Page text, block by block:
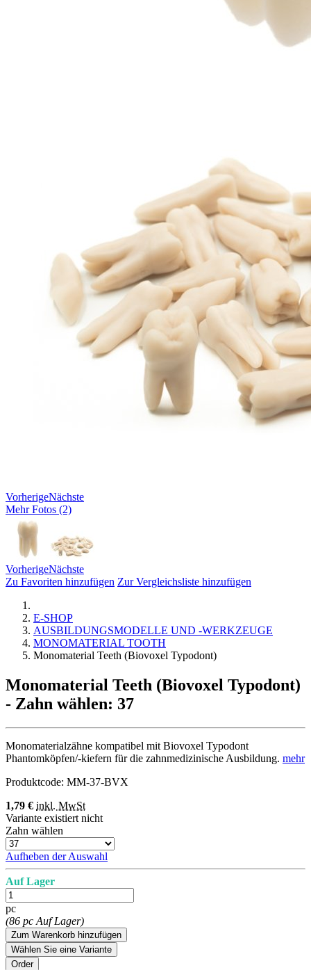
VorherigeNächste
Mehr Fotos (2)
VorherigeNächste
Zu Favoriten hinzufügen Zur Vergleichsliste hinzufügen
E-SHOP
AUSBILDUNGSMODELLE UND -WERKZEUGE
MONOMATERIAL TOOTH
Monomaterial Teeth (Biovoxel Typodont)
Monomaterial Teeth (Biovoxel Typodont)
- Zahn wählen: 37
Monomaterialzähne kompatibel mit Biovoxel Typodont
Phantomköpfen/-kiefern für die zahnmedizinische Ausbildung. mehr
Produktcode: MM-37-BVX
1,79 € inkl. MwSt
Variante existiert nicht
Zahn wählen
Aufheben der Auswahl
Auf Lager
pc
(86 pc Auf Lager)
Zum Warenkorb hinzufügen
Wählen Sie eine Variante